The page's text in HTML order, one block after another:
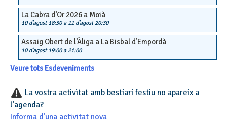
La Cabra d’Or 2026 a Moià
10 d'agost 18:30a 11 d'agost 20:30
Assaig Obert de l’Àliga a La Bisbal d’Empordà
10 d'agost 19:00a 21:00
Veure tots Esdeveniments
La vostra activitat amb bestiari festiu no apareix a
l'agenda?
Informa d'una activitat nova